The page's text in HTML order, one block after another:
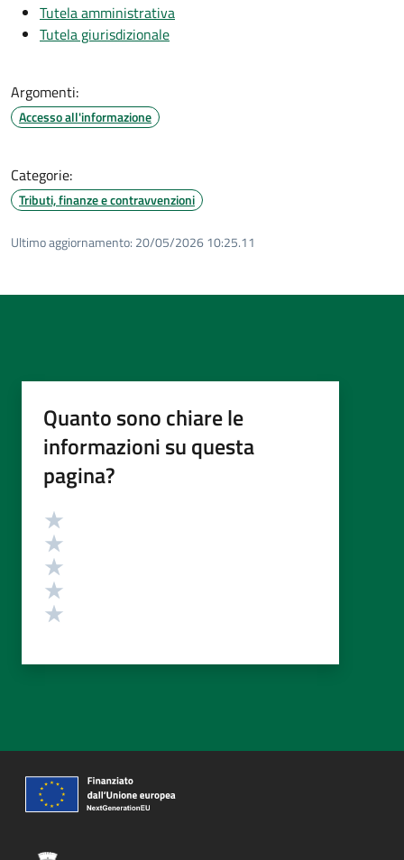
Tutela amministrativa
Tutela giurisdizionale
Argomenti:
Accesso all'informazione
Categorie:
Tributi, finanze e contravvenzioni
Ultimo aggiornamento: 20/05/2026 10:25.11
Quanto sono chiare le
informazioni su questa
pagina?
Valutazione